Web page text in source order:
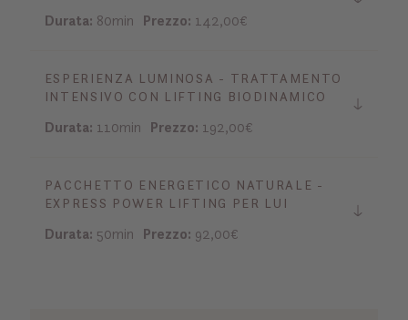
Durata: 80min Prezzo: 142,00€
ESPERIENZA LUMINOSA - TRATTAMENTO
INTENSIVO CON LIFTING BIODINAMICO
Durata: 110min Prezzo: 192,00€
PACCHETTO ENERGETICO NATURALE -
EXPRESS POWER LIFTING PER LUI
Durata: 50min Prezzo: 92,00€